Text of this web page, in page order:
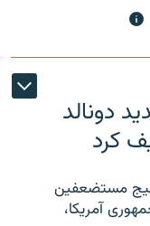
دونالد
کرد
مستضعفین
آمریکا،